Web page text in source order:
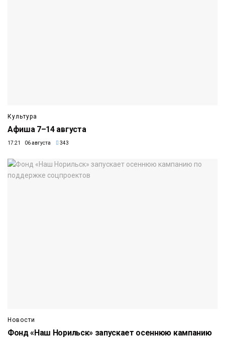
Культура
Афиша 7–14 августа
17:21 06 августа 343
Новости
Фонд «Наш Норильск» запускает осеннюю кампанию